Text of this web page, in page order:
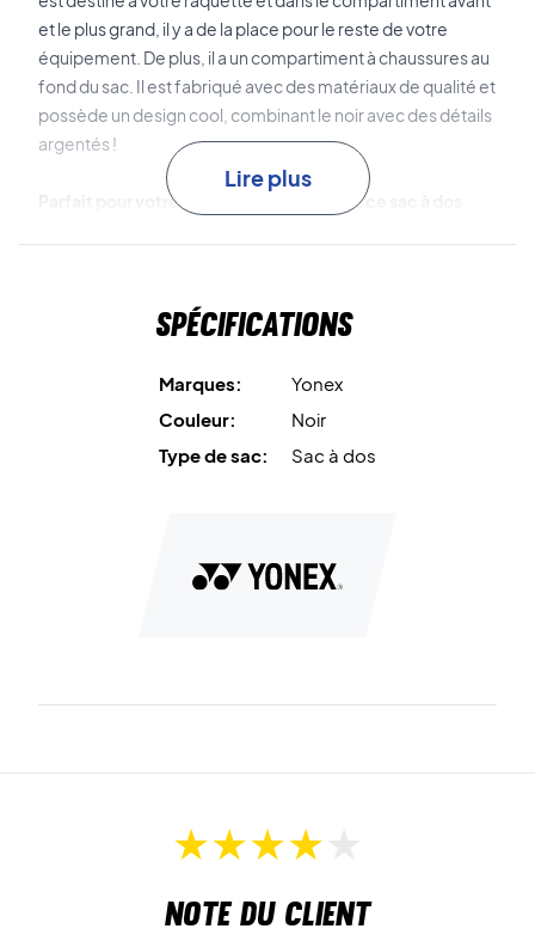
et le plus grand, il y a de la place pour le reste de votre
équipement. De plus, il a un compartiment à chaussures au
fond du sac. Il est fabriqué avec des matériaux de qualité et
possède un design cool, combinant le noir avec des détails
argentés !
Parfait pour votre équipement - achetez ce sac à dos
Lire plus
Spécifications
Marques:
Yonex
Couleur:
Noir
Type de sac:
Sac à dos
Note du client